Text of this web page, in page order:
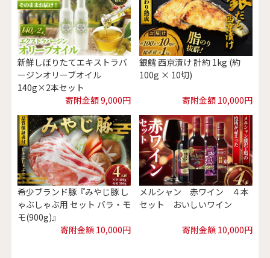
新鮮しぼりたてエキストラバ
ージンオリーブオイル
140g×2本セット
寄附金額 9,000円
銀鱈 西京漬け 計約 1kg (約
100g × 10切)
寄附金額 10,000円
希少ブランド豚『みやじ豚 し
ゃぶしゃぶ用 セット バラ・モ
モ(900g)』
寄附金額 10,000円
メルシャン 赤ワイン ４本
セット おいしいワイン
寄附金額 10,000円